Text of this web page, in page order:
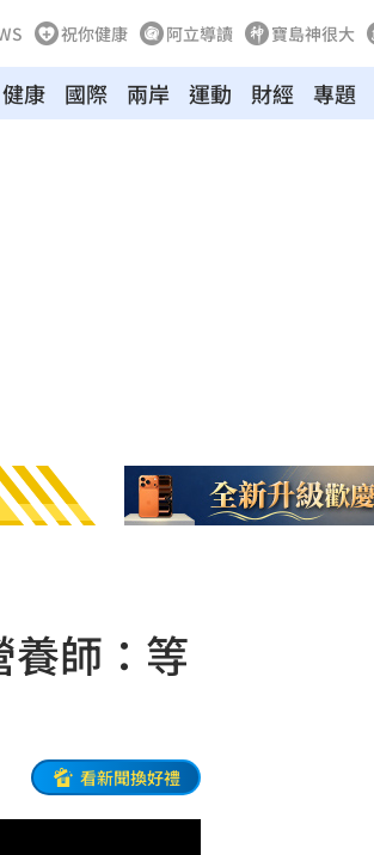
祝你健康 阿立導讀 寶島神很大
健康 國際 兩岸 運動 財經 專題
師：等
看新聞換好禮